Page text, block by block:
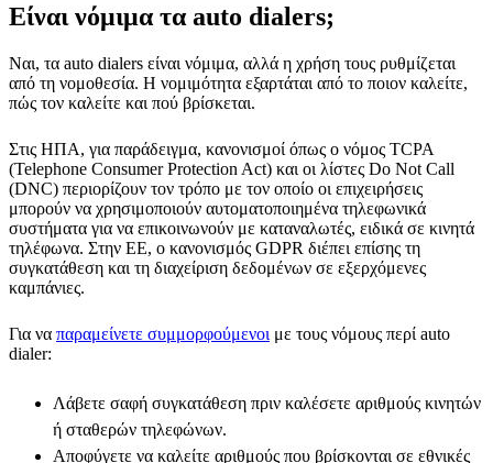
Είναι νόμιμα τα auto dialers;
Ναι, τα auto dialers είναι νόμιμα, αλλά η χρήση τους ρυθμίζεται
από τη νομοθεσία. Η νομιμότητα εξαρτάται από το ποιον καλείτε,
πώς τον καλείτε και πού βρίσκεται.
Στις ΗΠΑ, για παράδειγμα, κανονισμοί όπως ο νόμος TCPA
(Telephone Consumer Protection Act) και οι λίστες Do Not Call
(DNC) περιορίζουν τον τρόπο με τον οποίο οι επιχειρήσεις
μπορούν να χρησιμοποιούν αυτοματοποιημένα τηλεφωνικά
συστήματα για να επικοινωνούν με καταναλωτές, ειδικά σε κινητά
τηλέφωνα. Στην ΕΕ, ο κανονισμός GDPR διέπει επίσης τη
συγκατάθεση και τη διαχείριση δεδομένων σε εξερχόμενες
καμπάνιες.
Για να παραμείνετε συμμορφούμενοι με τους νόμους περί auto
dialer:
Λάβετε σαφή συγκατάθεση πριν καλέσετε αριθμούς κινητών
ή σταθερών τηλεφώνων.
Αποφύγετε να καλείτε αριθμούς που βρίσκονται σε εθνικές